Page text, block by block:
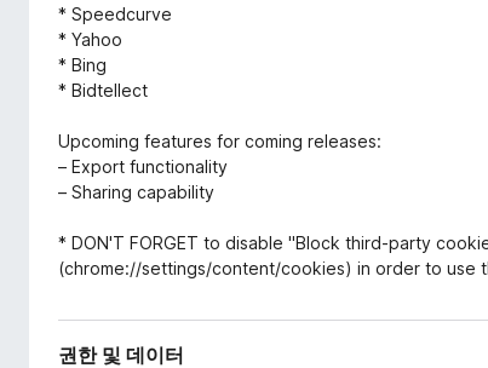
* Speedcurve
* Yahoo
* Bing
* Bidtellect
Upcoming features for coming releases:
– Export functionality
– Sharing capability
* DON'T FORGET to disable "Block third-party
(chrome://settings/content/cookies) in order to use
권한 및 데이터